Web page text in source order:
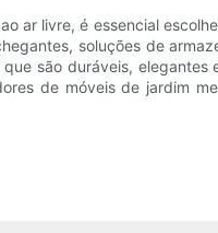
ar livre, é essencial
soluções de
são duráveis,
de móveis de jardim